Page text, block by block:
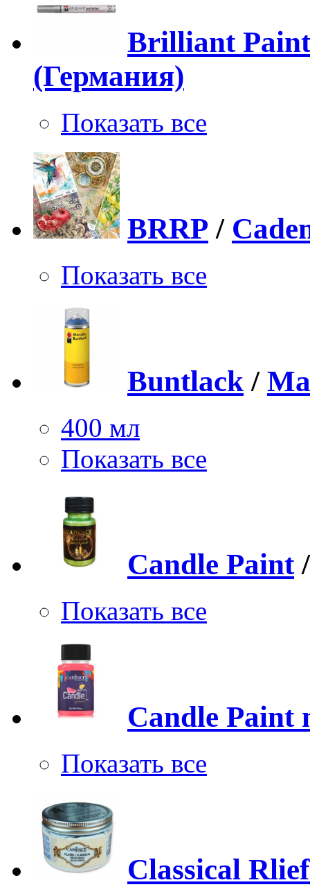
Brilliant
(Германия)
Показать все
BRRP /
Показать все
Buntlack /
400 мл
Показать все
Candle Paint
Показать все
Candle Paint
Показать все
Classical